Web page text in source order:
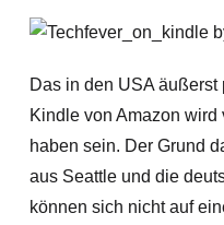
Das in den USA
Kindle von Amazon
haben sein. Der Grund
aus Seattle und die
können sich nicht auf